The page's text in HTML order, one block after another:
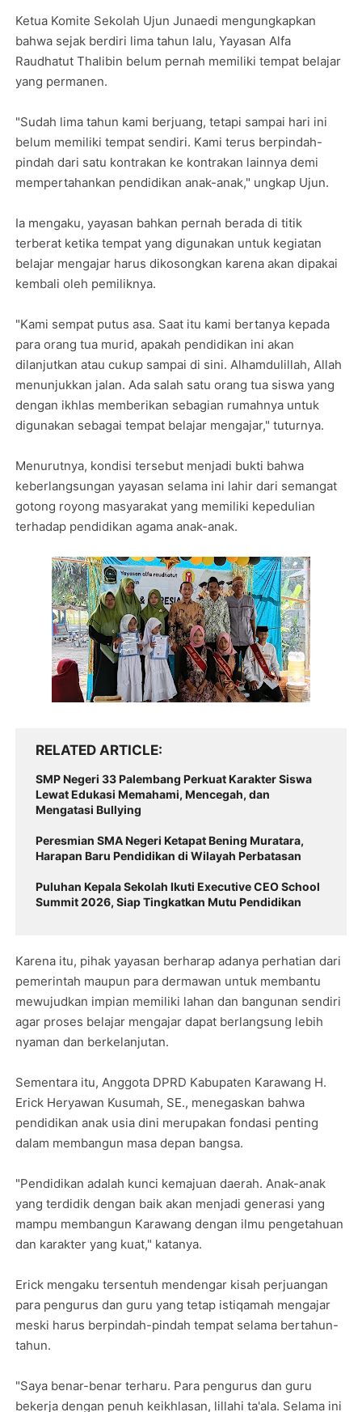
Ketua Komite Sekolah Ujun Junaedi mengungkapkan
bahwa sejak berdiri lima tahun lalu, Yayasan Alfa
Raudhatut Thalibin belum pernah memiliki tempat belajar
yang permanen.
"Sudah lima tahun kami berjuang, tetapi sampai hari ini
belum memiliki tempat sendiri. Kami terus berpindah-
pindah dari satu kontrakan ke kontrakan lainnya demi
mempertahankan pendidikan anak-anak," ungkap Ujun.
Ia mengaku, yayasan bahkan pernah berada di titik
terberat ketika tempat yang digunakan untuk kegiatan
belajar mengajar harus dikosongkan karena akan dipakai
kembali oleh pemiliknya.
"Kami sempat putus asa. Saat itu kami bertanya kepada
para orang tua murid, apakah pendidikan ini akan
dilanjutkan atau cukup sampai di sini. Alhamdulillah, Allah
menunjukkan jalan. Ada salah satu orang tua siswa yang
dengan ikhlas memberikan sebagian rumahnya untuk
digunakan sebagai tempat belajar mengajar," tuturnya.
Menurutnya, kondisi tersebut menjadi bukti bahwa
keberlangsungan yayasan selama ini lahir dari semangat
gotong royong masyarakat yang memiliki kepedulian
terhadap pendidikan agama anak-anak.
RELATED ARTICLE
SMP Negeri 33 Palembang Perkuat Karakter Siswa
Lewat Edukasi Memahami, Mencegah, dan
Mengatasi Bullying
Peresmian SMA Negeri Ketapat Bening Muratara,
Harapan Baru Pendidikan di Wilayah Perbatasan
Puluhan Kepala Sekolah Ikuti Executive CEO School
Summit 2026, Siap Tingkatkan Mutu Pendidikan
Karena itu, pihak yayasan berharap adanya perhatian dari
pemerintah maupun para dermawan untuk membantu
mewujudkan impian memiliki lahan dan bangunan sendiri
agar proses belajar mengajar dapat berlangsung lebih
nyaman dan berkelanjutan.
Sementara itu, Anggota DPRD Kabupaten Karawang H.
Erick Heryawan Kusumah, SE., menegaskan bahwa
pendidikan anak usia dini merupakan fondasi penting
dalam membangun masa depan bangsa.
"Pendidikan adalah kunci kemajuan daerah. Anak-anak
yang terdidik dengan baik akan menjadi generasi yang
mampu membangun Karawang dengan ilmu pengetahuan
dan karakter yang kuat," katanya.
Erick mengaku tersentuh mendengar kisah perjuangan
para pengurus dan guru yang tetap istiqamah mengajar
meski harus berpindah-pindah tempat selama bertahun-
tahun.
"Saya benar-benar terharu. Para pengurus dan guru
bekerja dengan penuh keikhlasan, lillahi ta'ala. Selama ini